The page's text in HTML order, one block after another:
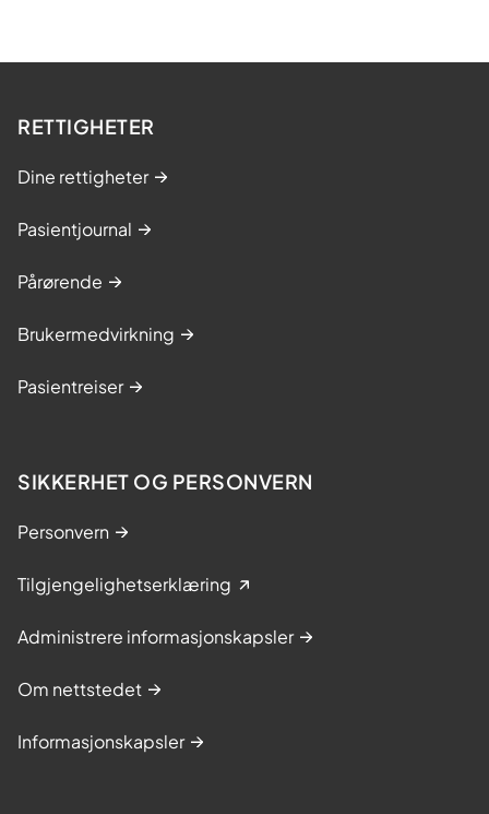
RETTIGHETER
Dine rettigheter
Pasientjournal
Pårørende
Brukermedvirkning
Pasientreiser
SIKKERHET OG PERSONVERN
Personvern
Tilgjengelighetserklæring
Administrere informasjonskapsler
Om nettstedet
Informasjonskapsler